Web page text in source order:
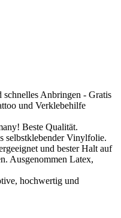
schnelles Anbringen - Gratis
und Verklebehilfe
Beste Qualität.
selbstklebender Vinylfolie.
und bester Halt auf
Ausgenommen Latex,
hochwertig und